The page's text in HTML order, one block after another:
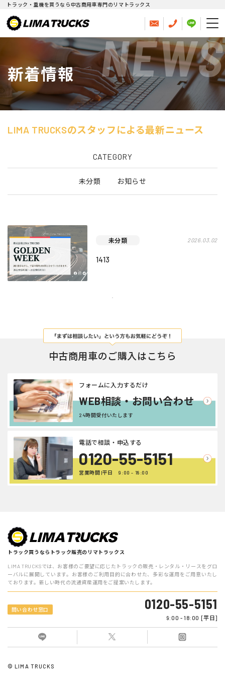
トラック・重機を買うなら中古商用車専門のリマトラックス
新着情報 NEWS
LIMA TRUCKSのスタッフによる最新ニュース
CATEGORY
未分類 お知らせ
未分類 2026.03.02
1413
中古商用車のご購入はこちら
WEB相談・お問い合わせ
フォームに入力するだけ
24時間受付いたします
0120-55-5151
電話で相談・申込する
営業時間 |平日 9:00 - 18:00
トラック買うならトラック販売のリマトラックス
LIMA TRUCKSでは、お客様のご要望に応じたトラックの販売・レンタル・リースをグロ
ーバルに展開しています。お客様のご利用目的に合わせた、多彩な運用をご用意いたし
ております。新しい時代の流通資産運用をご提案いたします。
問い合わせ窓口 0120-55-5151
9:00 - 18:00 [平日]
© LIMA TRUCKS